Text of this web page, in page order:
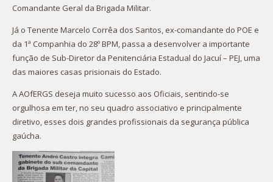
Comandante Geral da Brigada Militar.
Já o Tenente Marcelo Corrêa dos Santos, ex-comandante do POE e
da 1ª Companhia do 28º BPM, passa a desenvolver a importante
função de Sub-Diretor da Penitenciária Estadual do Jacuí – PEJ, uma
das maiores casas prisionais do Estado.
A AOfERGS deseja muito sucesso aos Oficiais, sentindo-se
orgulhosa em ter, no seu quadro associativo e principalmente
diretivo, esses dois grandes profissionais da segurança pública
gaúcha.